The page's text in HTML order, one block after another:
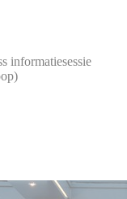
informatiesessie